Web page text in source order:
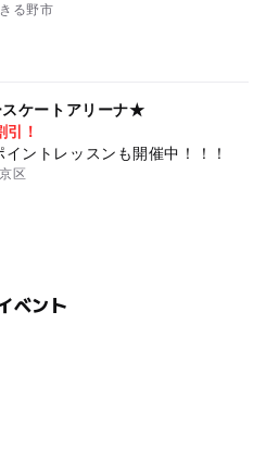
る野市
スケートアリーナ★
！
イントレッスンも開催中！！！
区
ベント